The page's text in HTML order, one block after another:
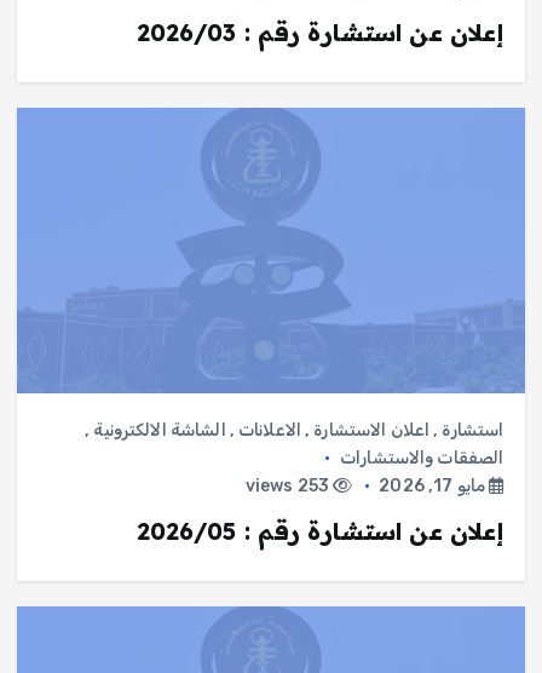
إعلان عن استشارة رقم : 2026/03
استشارة , اعلان الاستشارة , الاعلانات , الشاشة الالكترونية ,
الصفقات والاستشارات
مايو 17, 2026
253 views
إعلان عن استشارة رقم : 2026/05